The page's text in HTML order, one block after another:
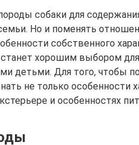
собаки для
Но и поменять
собственного
хорошим выбором
детьми. Для того, чтобы
не только особенности
и особенностях